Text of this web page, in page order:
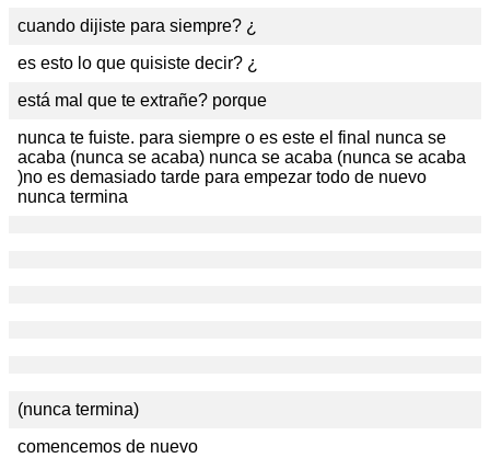
cuando dijiste para siempre? ¿
es esto lo que quisiste decir? ¿
está mal que te extrañe? porque
nunca te fuiste. para siempre o es este el final nunca se
acaba (nunca se acaba) nunca se acaba (nunca se acaba
)no es demasiado tarde para empezar todo de nuevo
nunca termina
(nunca termina)
comencemos de nuevo